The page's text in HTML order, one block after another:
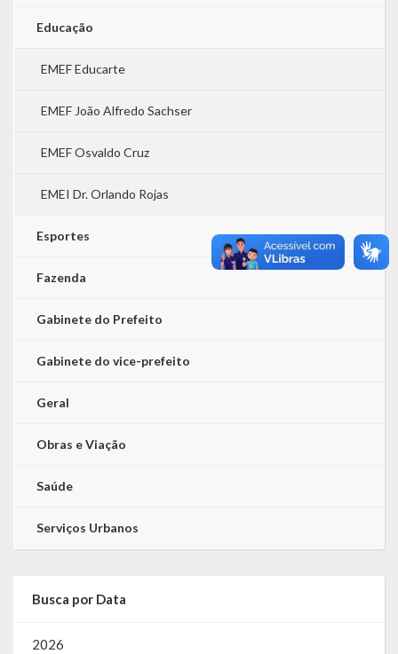
Educação
EMEF Educarte
EMEF João Alfredo Sachser
EMEF Osvaldo Cruz
EMEI Dr. Orlando Rojas
Esportes
Fazenda
Gabinete do Prefeito
Gabinete do vice-prefeito
Geral
Obras e Viação
Saúde
Serviços Urbanos
Busca por Data
2026